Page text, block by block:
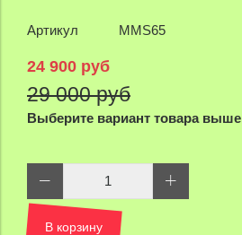
Артикул MMS65
24 900 руб
29 000 руб
Выберите вариант товара выше
В корзину